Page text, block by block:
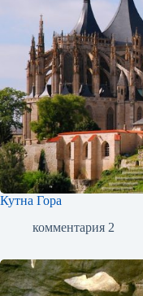
Кутна Гора
комментария 2